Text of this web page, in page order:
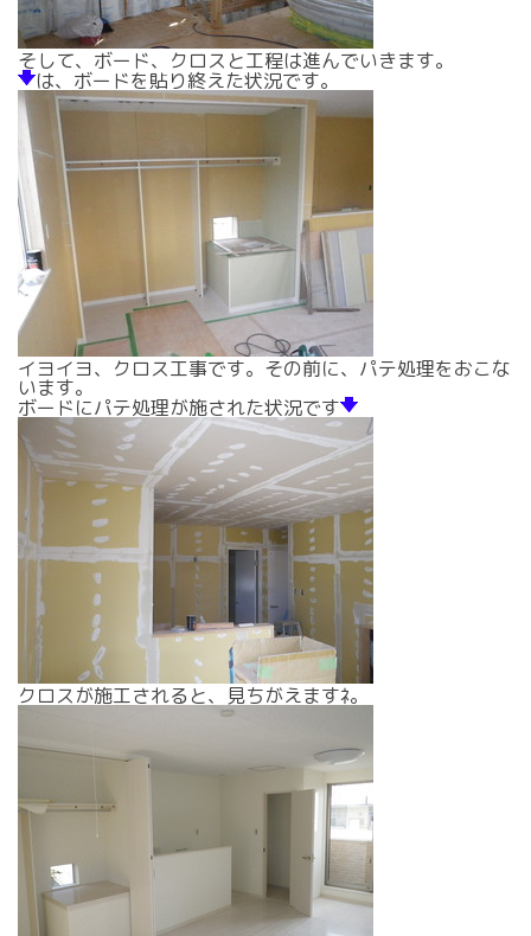
そして、ボード、クロスと工程は進んでいきます。
は、ボードを貼り終えた状況です。
イヨイヨ、クロス工事です。その前に、パテ処理をおこな
います。
ボードにパテ処理が施された状況です
クロスが施工されると、見ちがえますﾈ。